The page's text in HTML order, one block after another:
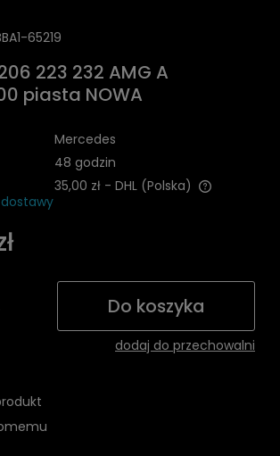
65219
223 232 AMG A
piasta NOWA
Mercedes
48 godzin
35,00 zł - DHL (Polska)
ewentualnych kosztów płatności
Do koszyka
dodaj do przechowalni